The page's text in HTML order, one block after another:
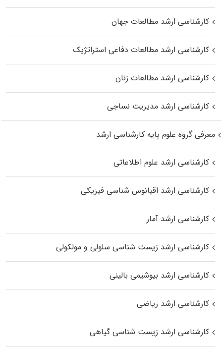
کارشناسی ارشد مطالعات جهان
کارشناسی ارشد مطالعات دفاعی استراتژیک
کارشناسی ارشد مطالعات زنان
کارشناسی ارشد مدیریت نساجی
معرفی گروه علوم پایه کارشناسی ارشد
کارشناسی ارشد علوم اطلاعاتی
کارشناسی ارشد اقیانوس‌ شناسی فیزیکی
کارشناسی ارشد آمار
کارشناسی ارشد زیست شناسی سلولی و مولکولی
کارشناسی ارشد بیوشیمی بالینی
کارشناسی ارشد ریاضی
کارشناسی ارشد زیست‌ شناسی گیاهی